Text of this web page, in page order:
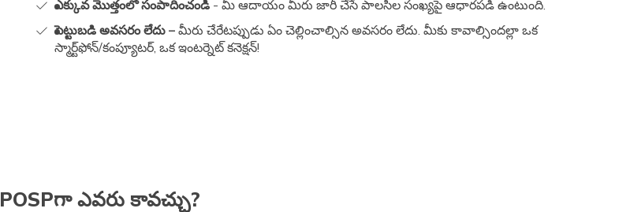
ఎక్కువ మొత్తంలో సంపాదించండి - మీ ఆదాయం మీరు జారీ చేసే పాలసీల సంఖ్యపై ఆధారపడి ఉంటుంది.
పెట్టుబడి అవసరం లేదు –మీరు చేరేటప్పుడు ఏం చెల్లించాల్సిన అవసరం లేదు. మీకు కావాల్సిందల్లా ఒక
స్మార్ట్‌ఫోన్‌/కంప్యూటర్, ఒక ఇంటర్నెట్ కనెక్షన్!
POSPగా ఎవరు కావచ్చు?